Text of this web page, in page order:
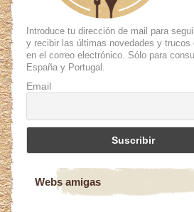
Introduce tu dirección de mail para
y recibir las últimas novedades y trucos
en el correo electrónico. Sólo para
España y Portugal.
Email
Webs amigas